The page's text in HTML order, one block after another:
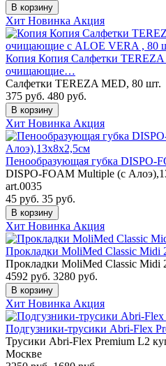
В корзину
Хит Новинка Акция
Копия Копия Салфетки
очищающие…
Салфетки TEREZA MED, 80 шт.
375 руб. 480 руб.
В корзину
Хит Новинка Акция
Пенообразующая губка
DISPO-FOAM Multiple (с
art.0035
45 руб. 35 руб.
В корзину
Хит Новинка Акция
Прокладки MoliMed Classic Midi
Прокладки MoliMed Classic Midi
4592 руб. 3280 руб.
В корзину
Хит Новинка Акция
Подгузники-трусики Abri-Flex
Трусики Abri-Flex Premium L2
Москве